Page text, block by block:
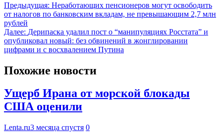
Предыдущая: Неработающих пенсионеров могут освободить
от налогов по банковским вкладам, не превышающим 2,7 млн
рублей
Далее: Дерипаска удалил пост о “манипуляциях Росстата” и
опубликовал новый: без обвинений в жонглировании
цифрами и с восхвалением Путина
Похожие новости
Ущерб Ирана от морской блокады
США оценили
Lenta.ru3 месяца спустя 0